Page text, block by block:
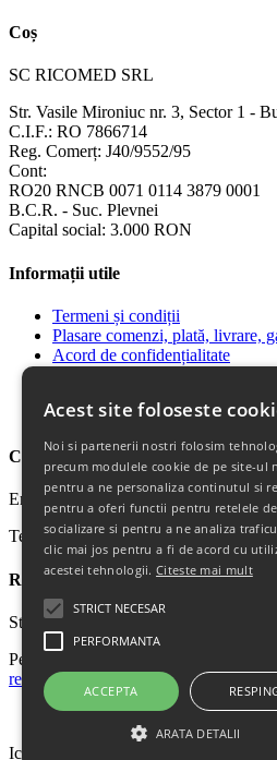
Coș
SC RICOMED SRL
Str. Vasile Mironiuc nr. 3, Sector 1 -
C.I.F.: RO 7866714
Reg. Comerț: J40/9552/95
Cont:
RO20 RNCB 0071 0114 3879 0001
B.C.R. - Suc. Plevnei
Capital social: 3.000 RON
Informații utile
Termeni și condiții
Plasare comenzi, plată, livrare,
Acord de confidențialitate
Politica Cookie
Contact
Email: office@ricomed.ro
Tel: 0314 380 151
Retur produse
Str. Vasile Mironiuc nr. 3, Sector 1,
Pentru detalii suplimentare, vă rugăm
returnare a produselor
.
Facebook
Icons made by
Acest site foloseste
Noi si partenerii nostri folosim
precum modulele cookie de pe site-ul
pentru a ne personaliza continutul si
pentru a oferi functii pentru retelele de
socializare si pentru a ne analiza
clic mai jos pentru a fi de acord cu
acestei tehnologii.Citeste mai mult
STRICT NECESAR
PERFORMANTA
ACCEPTA
ARATA DETALII